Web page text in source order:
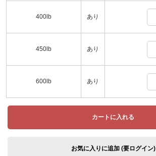
400lb あり
450lb あり
600lb あり
カートに入れる
お気に入りに追加 (要ログイン)